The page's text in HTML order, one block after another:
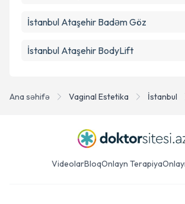
Ana səhifə Vaginal Estetika İstanbul
İstanbul Ataşehir Badəm Göz
İstanbul Ataşehir BodyLift
VideolarBloqOnlayn Terapiya